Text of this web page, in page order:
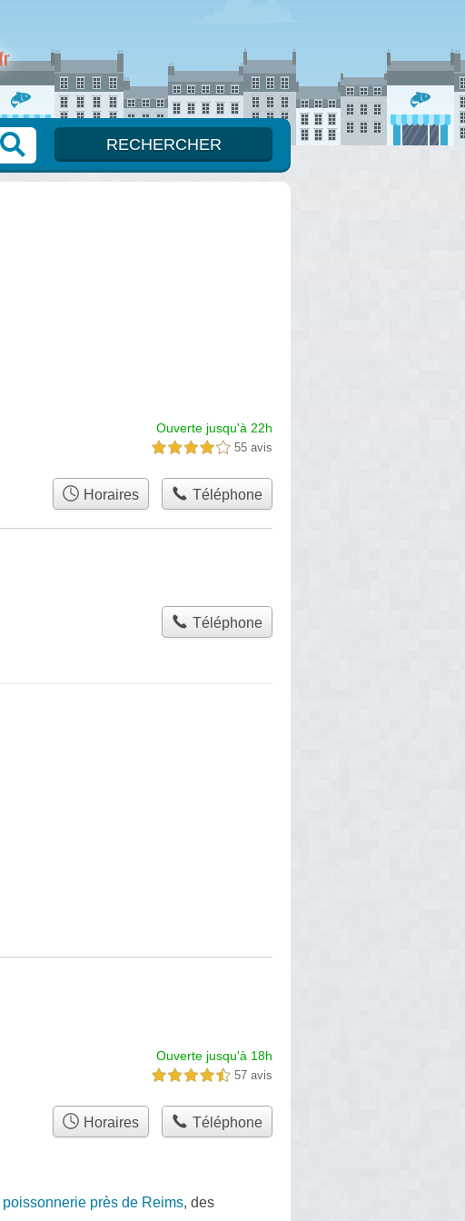
Ouverte jusqu'à 22h
4,0 étoiles sur 5 55 avis
Horaires Téléphone
Téléphone
Ouverte jusqu'à 18h
4,5 étoiles sur 5 57 avis
Horaires Téléphone
poissonnerie près de Reims, des